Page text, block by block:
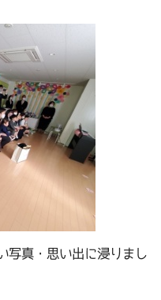
写真・思い出に浸りまし